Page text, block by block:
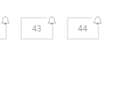
43 44